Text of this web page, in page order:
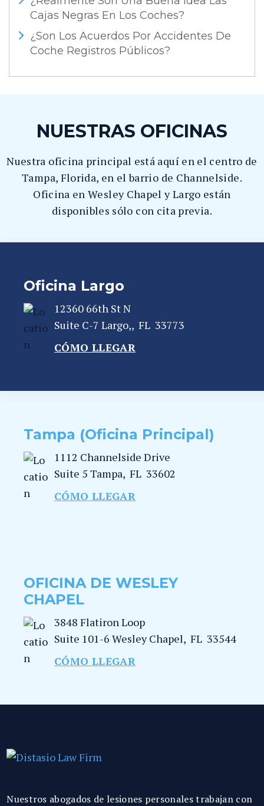
Cajas Negras En Los Coches?
¿Son Los Acuerdos Por Accidentes De
Coche Registros Públicos?
NUESTRAS OFICINAS
Nuestra oficina principal está aquí en el centro de
Tampa, Florida, en el barrio de Channelside.
Oficina en Wesley Chapel y Largo están
disponibles sólo con cita previa.
Oficina Largo
12360 66th St N
Suite C-7 Largo,, FL 33773
CÓMO LLEGAR
Tampa (Oficina Principal)
1112 Channelside Drive
Suite 5 Tampa, FL 33602
CÓMO LLEGAR
OFICINA DE WESLEY
CHAPEL
3848 Flatiron Loop
Suite 101-6 Wesley Chapel, FL 33544
CÓMO LLEGAR
Nuestros abogados de lesiones personales trabajan con